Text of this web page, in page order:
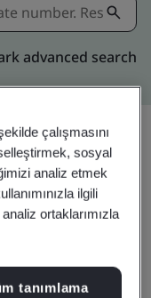
advanced search
Yükseltin
çalışmasını
sosyal
analiz etmek
ilgili
ortaklarımızla
tanımlama